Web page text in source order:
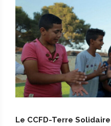
Le CCFD-Terre